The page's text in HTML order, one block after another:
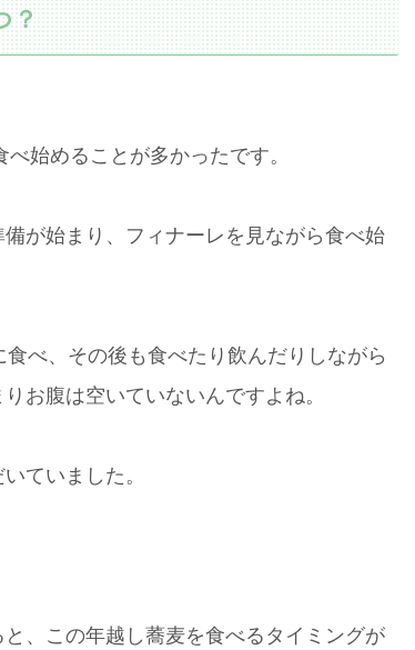
？
始めることが多かったです。
が始まり、フィナーレを見ながら食べ始
べ、その後も食べたり飲んだりしながら
お腹は空いていないんですよね。
ていました。
、この年越し蕎麦を食べるタイミングが